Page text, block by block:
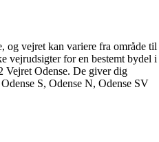
og vejret kan variere fra område til
vejrudsigter for en bestemt bydel i
Vejret Odense. De giver dig
S, Odense N, Odense SV